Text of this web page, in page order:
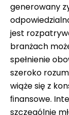
generowany
jest
branżach
spełnienie
szeroko
wiąże się z
ﬁnansowe.
szczególnie